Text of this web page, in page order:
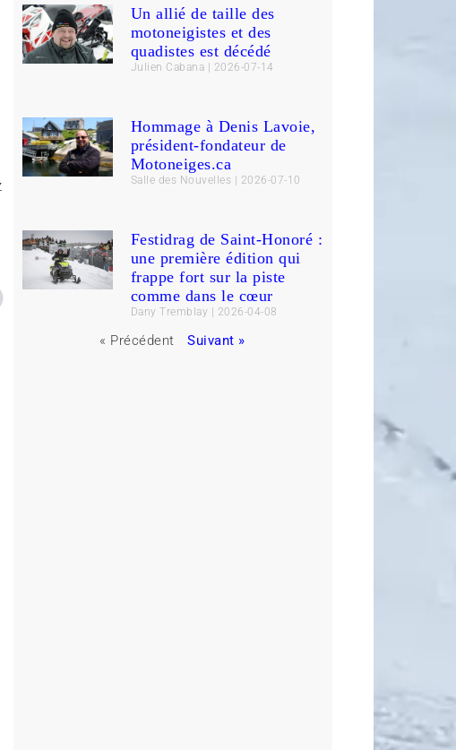
Un allié de taille des
motoneigistes et des
quadistes est décédé
Julien Cabana 2026-07-14
Hommage à Denis Lavoie,
président-fondateur de
Motoneiges.ca
Salle des Nouvelles 2026-07-10
Festidrag de Saint-Honoré :
une première édition qui
frappe fort sur la piste
comme dans le cœur
Dany Tremblay 2026-04-08
« Précédent Suivant »